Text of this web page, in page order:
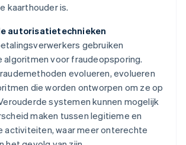
kaarthouder is.
autorisatietechnieken
gebruiken
algoritmen voor fraudeopsporing.
evolueren, evolueren
die worden ontworpen om ze op
systemen kunnen mogelijk
maken tussen legitieme en
activiteiten, waar meer onterechte